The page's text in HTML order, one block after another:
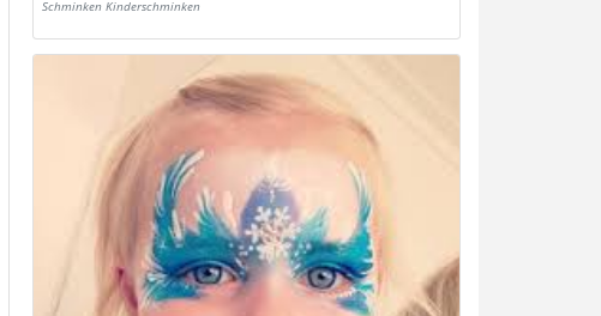
Schminken Kinderschminken